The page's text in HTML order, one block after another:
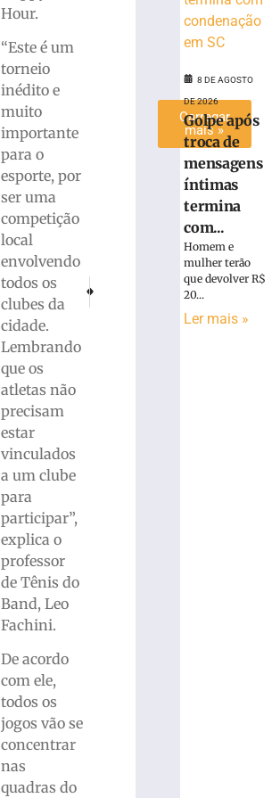
Hour.
“Este é um
torneio
inédito e
muito
importante
para o
esporte, por
ser uma
competição
local
envolvendo
todos os
clubes da
cidade.
Lembrando
que os
atletas não
precisam
estar
vinculados
a um clube
para
participar”,
explica o
professor
de Tênis do
Band, Leo
Fachini.
De acordo
com ele,
todos os
jogos vão se
concentrar
nas
quadras do
Líder de Facção em fuga e quatro
Logosofia comemora 94 anos de
mais
Carregar
mais »
8 DE AGOSTO
DE 2026
Golpe após
troca de
mensagens
íntimas
termina
com...
Homem e
mulher terão
que devolver R$
20...
Ler mais »